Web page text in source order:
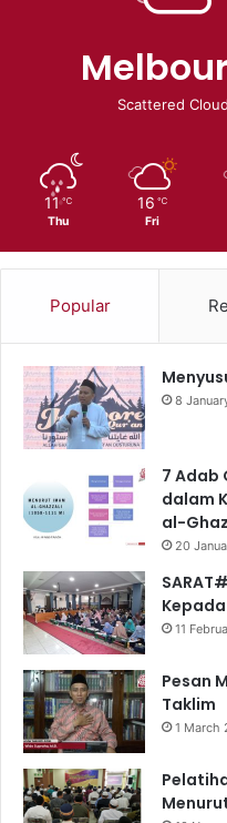
Scattered
11 ℃
Thu
16 ℃
Fri
Popular
8
7 Adab
dalam
al-
20
11
Pesan
Taklim
1 March